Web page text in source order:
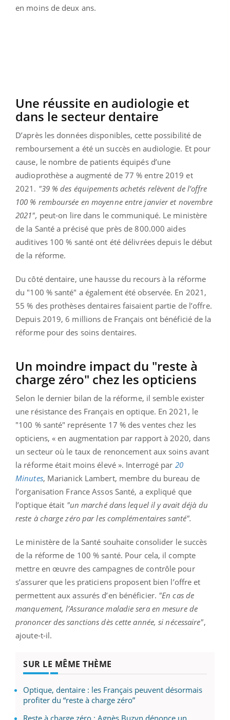
en moins de deux ans.
Une réussite en audiologie et
dans le secteur dentaire
D’après les données disponibles, cette possibilité de
remboursement a été un succès en audiologie. Et pour
cause, le nombre de patients équipés d’une
audioprothèse a augmenté de 77 % entre 2019 et
2021. "39 % des équipements achetés relèvent de l’offre
100 % remboursée en moyenne entre janvier et novembre
2021", peut-on lire dans le communiqué. Le ministère
de la Santé a précisé que près de 800.000 aides
auditives 100 % santé ont été délivrées depuis le début
de la réforme.
Du côté dentaire, une hausse du recours à la réforme
du "100 % santé" a également été observée. En 2021,
55 % des prothèses dentaires faisaient partie de l’offre.
Depuis 2019, 6 millions de Français ont bénéficié de la
réforme pour des soins dentaires.
Un moindre impact du "reste à
charge zéro" chez les opticiens
Selon le dernier bilan de la réforme, il semble exister
une résistance des Français en optique. En 2021, le
"100 % santé" représente 17 % des ventes chez les
opticiens, « en augmentation par rapport à 2020, dans
un secteur où le taux de renoncement aux soins avant
la réforme était moins élevé ». Interrogé par 20
Minutes, Marianick Lambert, membre du bureau de
l’organisation France Assos Santé, a expliqué que
l’optique était "un marché dans lequel il y avait déjà du
reste à charge zéro par les complémentaires santé".
Le ministère de la Santé souhaite consolider le succès
de la réforme de 100 % santé. Pour cela, il compte
mettre en œuvre des campagnes de contrôle pour
s’assurer que les praticiens proposent bien l’offre et
permettent aux assurés d’en bénéficier. "En cas de
manquement, l’Assurance maladie sera en mesure de
prononcer des sanctions dès cette année, si nécessaire",
ajoute-t-il.
SUR LE MÊME THÈME
Optique, dentaire : les Français peuvent désormais
profiter du “reste à charge zéro”
Reste à charge zéro : Agnès Buzyn dénonce un